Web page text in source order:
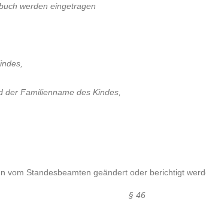
werden eingetragen
der Familienname des Kindes,
vom Standesbeamten geändert oder berichtigt
§ 46